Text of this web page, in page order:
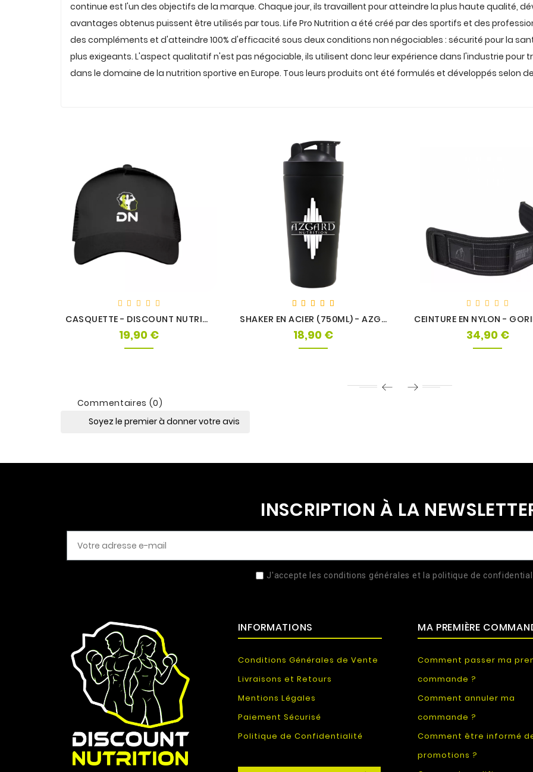
continue est l'un des objectifs de la marque. Chaque jour, ils travaillent pour atteindre la plus haute qualité,
avantages obtenus puissent être utilisés par tous. Life Pro Nutrition a été créé par des sportifs et des
des compléments et d'atteindre 100% d'efficacité sous deux conditions non négociables : sécurité pour la
plus exigeants. L'aspect qualitatif n'est pas négociable, ils utilisent donc leur expérience dans l'industrie pour
dans le domaine de la nutrition sportive en Europe. Tous leurs produits ont été formulés et développés selon
CASQUETTE - DISCOUNT NUTRITION
19,90 €Prix
SHAKER EN ACIER (750ML) - AZGARD NUTRITION
18,90 €Prix 34,90 €Prix
Commentaires (0)
Soyez le premier à donner votre avis
INSCRIPTION À LA
J'accepte les conditions générales et la politique de
INFORMATIONS
Conditions Générales de Vente
Livraisons et Retours
Mentions Légales
Paiement Sécurisé
Politique de Confidentialité
MA PREMIÈRE
Comment passer ma
commande ?
Comment annuler ma
commande ?
Comment être informé
promotions ?